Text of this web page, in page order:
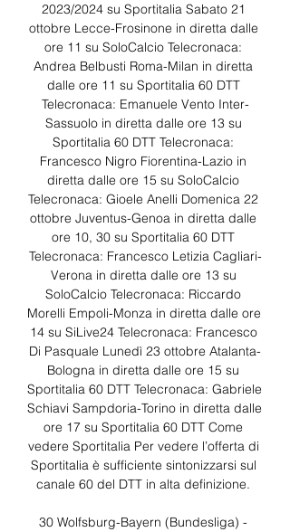
2023/2024 su Sportitalia Sabato 21
ottobre Lecce-Frosinone in diretta dalle
ore 11 su SoloCalcio Telecronaca:
Andrea Belbusti Roma-Milan in diretta
dalle ore 11 su Sportitalia 60 DTT
Telecronaca: Emanuele Vento Inter-
Sassuolo in diretta dalle ore 13 su
Sportitalia 60 DTT Telecronaca:
Francesco Nigro Fiorentina-Lazio in
diretta dalle ore 15 su SoloCalcio
Telecronaca: Gioele Anelli Domenica 22
ottobre Juventus-Genoa in diretta dalle
ore 10, 30 su Sportitalia 60 DTT
Telecronaca: Francesco Letizia Cagliari-
Verona in diretta dalle ore 13 su
SoloCalcio Telecronaca: Riccardo
Morelli Empoli-Monza in diretta dalle ore
14 su SiLive24 Telecronaca: Francesco
Di Pasquale Lunedì 23 ottobre Atalanta-
Bologna in diretta dalle ore 15 su
Sportitalia 60 DTT Telecronaca: Gabriele
Schiavi Sampdoria-Torino in diretta dalle
ore 17 su Sportitalia 60 DTT Come
vedere Sportitalia Per vedere l’offerta di
Sportitalia è sufficiente sintonizzarsi sul
canale 60 del DTT in alta definizione.
30 Wolfsburg-Bayern (Bundesliga) -